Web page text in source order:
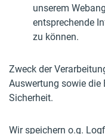
unserem
entsprechende
zu können.
Zweck der
Auswertung sowie die
Sicherheit.
Wir speichern o.g.